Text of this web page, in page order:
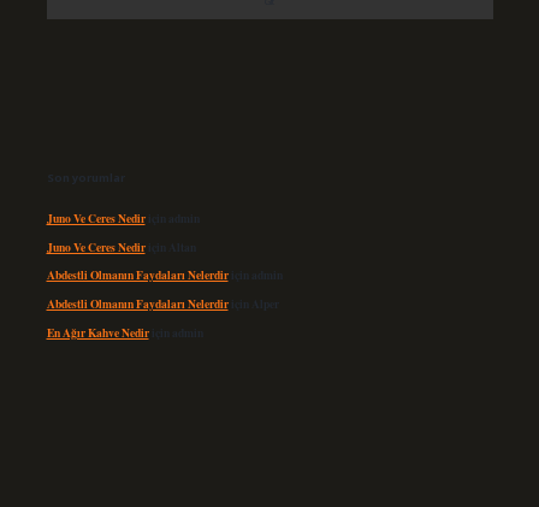
Son yorumlar
Juno Ve Ceres Nediriçin admin
Juno Ve Ceres Nediriçin Altan
Abdestli Olmanın Faydaları Nelerdiriçin admin
Abdestli Olmanın Faydaları Nelerdiriçin Alper
En Ağır Kahve Nediriçin admin